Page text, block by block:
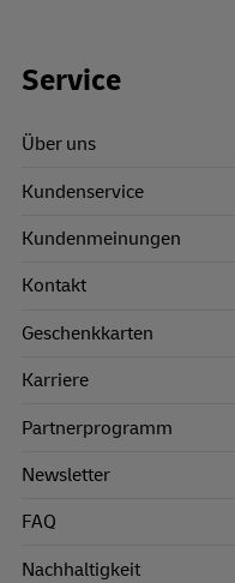
Footer Links
Service
Über uns
Kundenservice
Kundenmeinungen
Kontakt
Geschenkkarten
Karriere
Partnerprogramm
Newsletter
FAQ
Nachhaltigkeit